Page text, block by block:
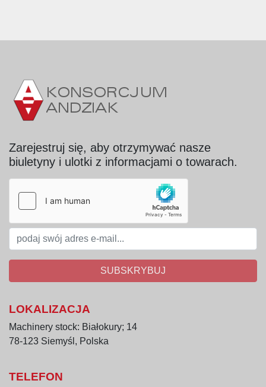
Zarejestruj się, aby otrzymywać nasze
biuletyny i ulotki z informacjami o towarach.
SUBSKRYBUJ
LOKALIZACJA
Machinery stock: Białokury; 14
78-123 Siemyśl, Polska
TELEFON